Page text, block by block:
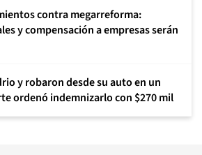
contra megarreforma:
y compensación a empresas serán
y robaron desde su auto en un
ordenó indemnizarlo con $270 mil